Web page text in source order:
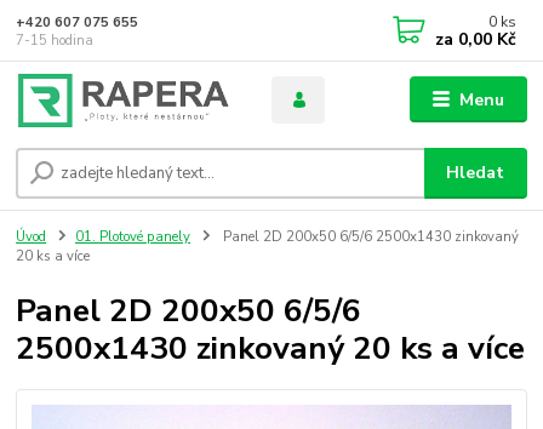
Menu
Hledat
+420 607 075 655
7-15 hodina
0 ks
za 0,00 Kč
Úvod 01. Plotové panely
Panel 2D 200x50 6/5/6 2500x1430 zinkovaný
20 ks a více
Panel 2D 200x50 6/5/6
2500x1430 zinkovaný 20 ks a více